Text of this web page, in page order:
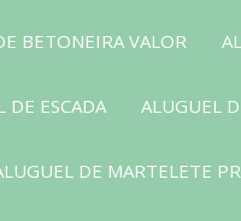
BETONEIRA VALOR
DE ESCADA ALUGUEL
DE MARTELETE